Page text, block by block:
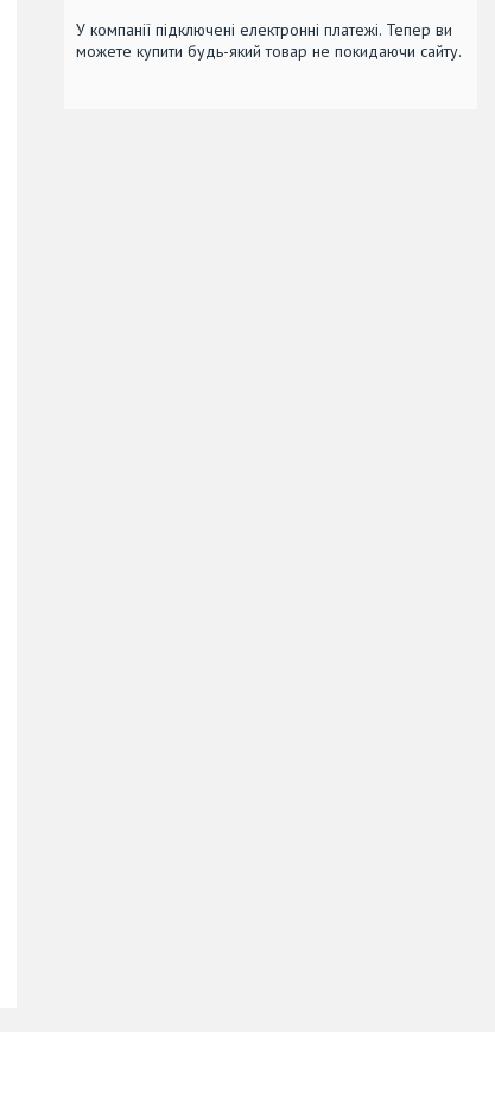
У компанії підключені електронні платежі. Тепер ви
можете купити будь-який товар не покидаючи сайту.